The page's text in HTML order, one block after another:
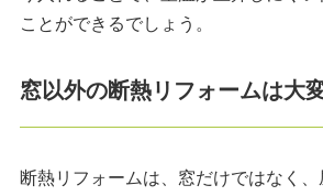
ことができるでしょう。
窓以外の断熱リフォームは大
断熱リフォームは、窓だけではなく